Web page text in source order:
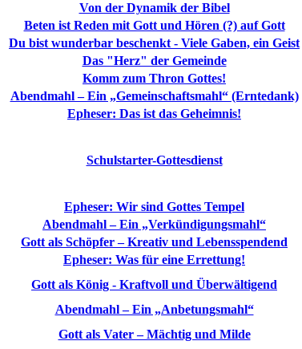
Von der Dynamik der Bibel
Beten ist Reden mit Gott und Hören (?) auf Gott
Du bist wunderbar beschenkt - Viele Gaben, ein Geist
Das "Herz" der Gemeinde
Komm zum Thron Gottes!
Abendmahl – Ein „Gemeinschaftsmahl“ (Erntedank)
Epheser: Das ist das Geheimnis!
Schulstarter-Gottesdienst
Epheser: Wir sind Gottes Tempel
Abendmahl – Ein „Verkündigungsmahl“
Gott als Schöpfer – Kreativ und Lebensspendend
Epheser: Was für eine Errettung!
Gott als König - Kraftvoll und Überwältigend
Abendmahl – Ein „Anbetungsmahl“
Gott als Vater – Mächtig und Milde